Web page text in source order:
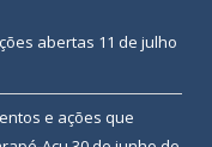
abertas 11 de julho
e ações que